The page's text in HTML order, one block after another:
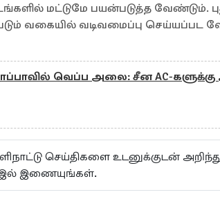
மட்டுமே பயன்படுத்த வேண்டும்.
வகையில் வடிவமைப்பு செய்யப்பட
வெப்ப அலை: சீன AC-
செய்திகளை உடனுக்குடன்
இணையுங்கள்.